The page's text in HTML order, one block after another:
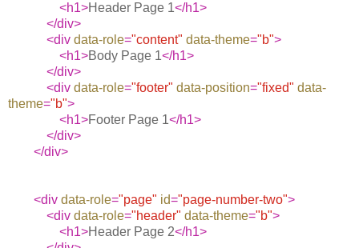
<h1>Header Page 1</h1>
</div>
<div data-role="content" data-theme="b">
<h1>Body Page 1</h1>
</div>
<div data-role="footer" data-position="fixed" data-
theme="b">
<h1>Footer Page 1</h1>
</div>
</div>
<div data-role="page" id="page-number-two">
<div data-role="header" data-theme="b">
<h1>Header Page 2</h1>